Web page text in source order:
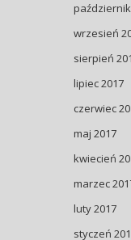
wrzesień
sierpień
lipiec 2017
czerwiec
maj 2017
kwiecień
marzec
luty 2017
styczeń